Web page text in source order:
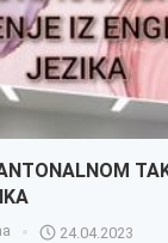
24.04.2023